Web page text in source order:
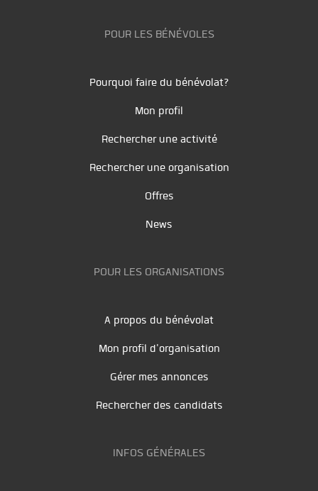
POUR LES BÉNÉVOLES
Pourquoi faire du bénévolat?
Mon profil
Rechercher une activité
Rechercher une organisation
Offres
News
POUR LES ORGANISATIONS
A propos du bénévolat
Mon profil d'organisation
Gérer mes annonces
Rechercher des candidats
INFOS GÉNÉRALES